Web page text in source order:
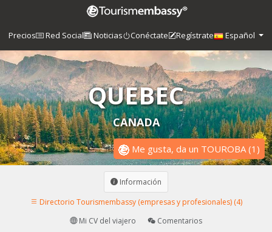
Precios Red Social Noticias Conéctate Regístrate Español
QUEBEC
CANADA
Me gusta, da un TOUROBA(1 )
Información
Directorio Tourismembassy (empresas y profesionales) (4)
Mi CV del viajero
Comentarios